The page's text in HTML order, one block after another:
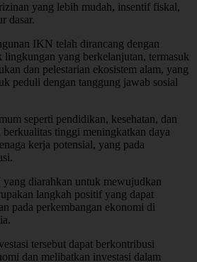
yang lebih mudah, insentif fiskal,
dasar.
IKN telah dirancang dengan
lingkungan yang berkelanjutan, termasuk
dan pelestarian ekosistem alam, yang
peduli dengan tanggung jawab sosial
seperti pendidikan, kesehatan, dan
berkualitas tinggi meningkatkan daya
kerja potensial, yang pada
diarahkan untuk mewujudkan
langkah positif yang dapat
pada perkembangan ekonomi di
tersebut dapat berkontribusi
dan melibatkan investasi dalam